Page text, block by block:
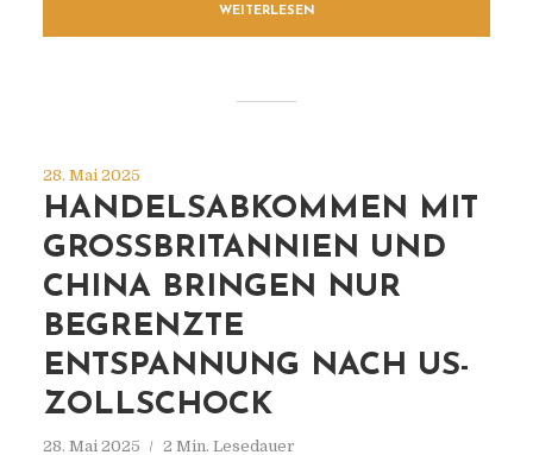
WEITERLESEN
28. Mai 2025
HANDELSABKOMMEN MIT
GROSSBRITANNIEN UND C
HINA BRINGEN NUR B
EGRENZTE E
NTSPANNUNG NACH US-Z
OLLSCHOCK
28. Mai 2025 2 Min. Lesedauer